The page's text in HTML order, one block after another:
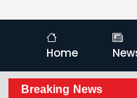
Home
Breaking News